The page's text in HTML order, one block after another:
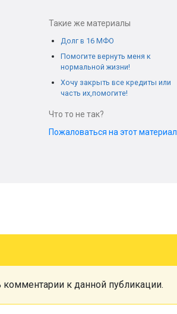
Такие же материалы
Долг в 16 МФО
Помогите вернуть меня к
нормальной жизни!
Хочу закрыть все кредиты или
часть их,помогите!
Что то не так?
Пожаловаться на этот материал
комментарии к данной публикации.